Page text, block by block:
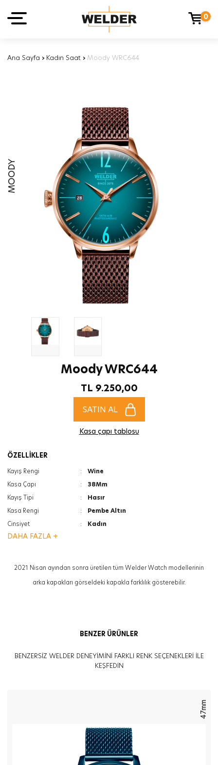
0
Ana Sayfa › Kadın Saat › Moody WRC644
MOODY
Moody WRC644
TL 9.250,00
SATIN AL
Kasa çapı tablosu
ÖZELLİKLER
Kayış Rengi :
Wine
Kasa Çapı
:
38Mm
Kayış Tipi
:
Hasır
Kasa Rengi
:
Pembe Altın
Cinsiyet
:
Kadın
Ağırlık
Cam Türü
Mineral
DAHA FAZLA +
2021 Nisan ayından sonra üretilen tüm Welder Watch modellerinin
arka kapakları görseldeki kapakla farklılık gösterebilir.
BENZER ÜRÜNLER
BENZERSİZ WELDER DENEYİMİNİ FARKLI RENK SEÇENEKLERİ İLE
KEŞFEDİN
47mm